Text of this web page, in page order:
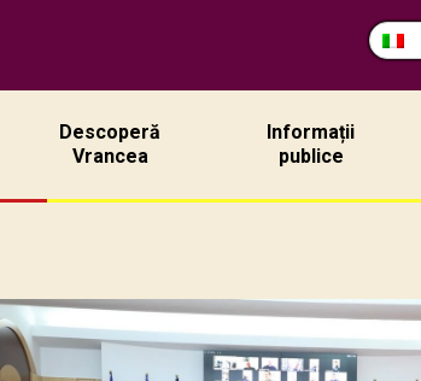
Descoperă
Vrancea
Informații
publice